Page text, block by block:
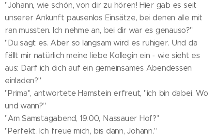
"Johann, wie schön, von dir zu hören! Hier gab es seit
unserer Ankunft pausenlos Einsätze, bei denen alle mit
ran mussten. Ich nehme an, bei dir war es genauso?"
"Du sagt es. Aber so langsam wird es ruhiger. Und da
fällt mir natürlich meine liebe Kollegin ein - wie sieht es
aus: Darf ich dich auf ein gemeinsames Abendessen
einladen?"
"Prima", antwortete Hamstein erfreut, "ich bin dabei. Wo
und wann?"
"Am Samstagabend, 19.00, Nassauer Hof?"
"Perfekt. Ich freue mich, bis dann, Johann."